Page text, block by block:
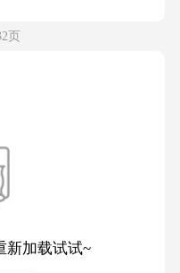
页
新加载试试~